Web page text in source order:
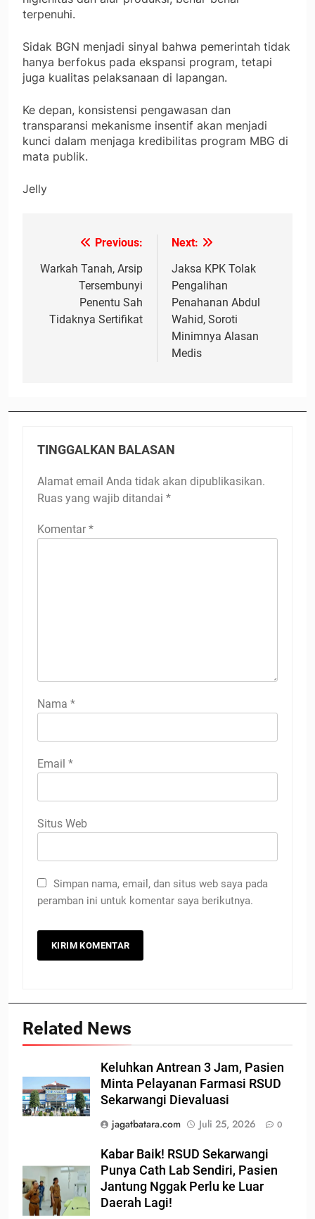
terpenuhi.
Sidak BGN menjadi sinyal bahwa pemerintah tidak
hanya berfokus pada ekspansi program, tetapi
juga kualitas pelaksanaan di lapangan.
Ke depan, konsistensi pengawasan dan
transparansi mekanisme insentif akan menjadi
kunci dalam menjaga kredibilitas program MBG di
mata publik.
Jelly
Navigasi
pos
Previous:
Warkah Tanah, Arsip
Tersembunyi
Penentu Sah
Tidaknya Sertifikat
Next:
Jaksa KPK Tolak
Pengalihan
Penahanan Abdul
Wahid, Soroti
Minimnya Alasan
Medis
TINGGALKAN BALASAN
Alamat email Anda tidak akan dipublikasikan.
Ruas yang wajib ditandai *
Komentar *
Nama *
Email *
Situs Web
Simpan nama, email, dan situs web saya pada
peramban ini untuk komentar saya berikutnya.
Related News
Keluhkan Antrean 3 Jam, Pasien
Minta Pelayanan Farmasi RSUD
Sekarwangi Dievaluasi
jagatbatara.com
Juli 25, 2026 0
Kabar Baik! RSUD Sekarwangi
Punya Cath Lab Sendiri, Pasien
Jantung Nggak Perlu ke Luar
Daerah Lagi!